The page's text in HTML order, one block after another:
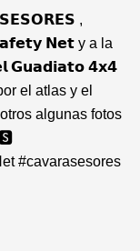
,
𝗡𝗲𝘁 y a la
𝗚𝘂𝗮𝗱𝗶𝗮𝘁𝗼 𝟰𝘅𝟰
el atlas y el
algunas fotos
#cavarasesores